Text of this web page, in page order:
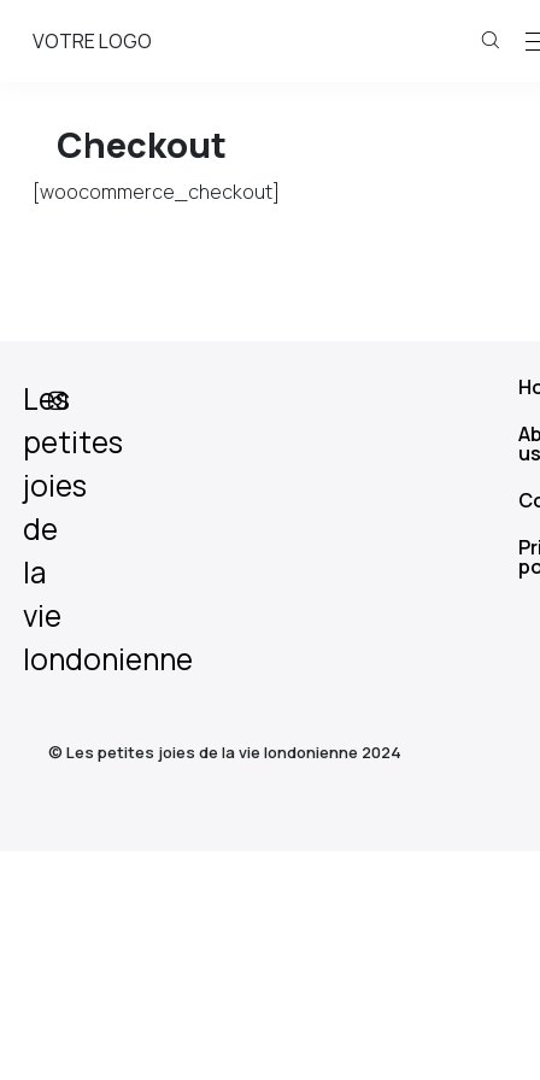
VOTRE LOGO
Checkout
[woocommerce_checkout]
Les
petites
joies
de
la
vie
londonienne
us
© Les petites joies de la vie londonienne 2024